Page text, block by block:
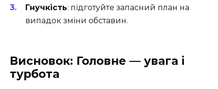
Гнучкість: підготуйте запасний план на
випадок зміни обставин.
Висновок: Головне — увага і
турбота